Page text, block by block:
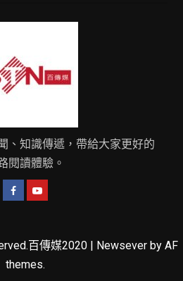
、知識傳遞，帶給大家更好的
閱讀體驗。
百傳媒2020 Newseverby AF
themes.